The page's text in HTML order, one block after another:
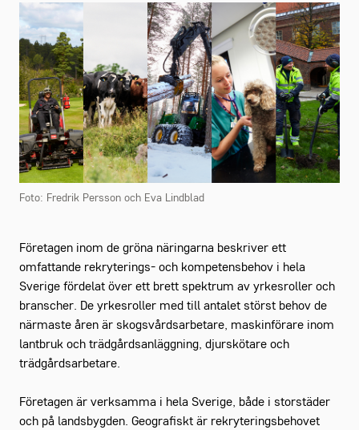
Foto: Fredrik Persson och Eva Lindblad
Företagen inom de gröna näringarna beskriver ett
omfattande rekryterings- och kompetensbehov i hela
Sverige fördelat över ett brett spektrum av yrkesroller och
branscher. De yrkesroller med till antalet störst behov de
närmaste åren är skogsvårdsarbetare, maskinförare inom
lantbruk och trädgårdsanläggning, djurskötare och
trädgårdsarbetare.
Företagen är verksamma i hela Sverige, både i storstäder
och på landsbygden. Geografiskt är rekryteringsbehovet